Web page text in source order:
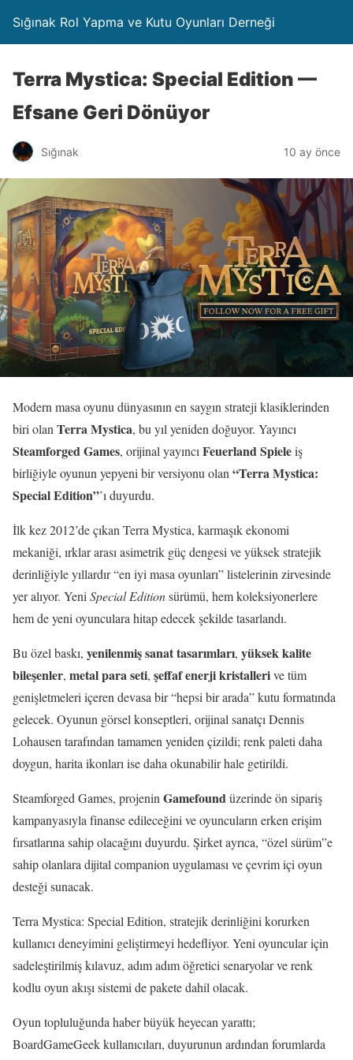
Sığınak Rol Yapma ve Kutu Oyunları Derneği
Terra Mystica: Special Edition —
Efsane Geri Dönüyor
Sığınak 10 ay önce
Modern masa oyunu dünyasının en saygın strateji klasiklerinden
biri olanTerra Mystica, bu yıl yeniden doğuyor. Yayıncı
Steamforged Games, orijinal yayıncıFeuerland Spieleiş
birliğiyle oyunun yepyeni bir versiyonu olan“Terra Mystica:
Special Edition”’ı duyurdu.
İlk kez 2012’de çıkan Terra Mystica, karmaşık ekonomi
mekaniği, ırklar arası asimetrik güç dengesi ve yüksek stratejik
derinliğiyle yıllardır “en iyi masa oyunları” listelerinin zirvesinde
yer alıyor. YeniSpecial Editionsürümü, hem koleksiyonerlere
hem de yeni oyunculara hitap edecek şekilde tasarlandı.
Bu özel baskı, yenilenmiş sanat tasarımları, yüksek kalite
bileşenler, metal para seti, şeffaf enerji kristallerive tüm
genişletmeleri içeren devasa bir “hepsi bir arada” kutu formatında
gelecek. Oyunun görsel konseptleri, orijinal sanatçı Dennis
Lohausen tarafından tamamen yeniden çizildi; renk paleti daha
doygun, harita ikonları ise daha okunabilir hale getirildi.
Steamforged Games, projeninGamefoundüzerinde ön sipariş
kampanyasıyla finanse edileceğini ve oyuncuların erken erişim
fırsatlarına sahip olacağını duyurdu. Şirket ayrıca, “özel sürüm”e
sahip olanlara dijital companion uygulaması ve çevrim içi oyun
desteği sunacak.
Terra Mystica: Special Edition, stratejik derinliğini korurken
kullanıcı deneyimini geliştirmeyi hedefliyor. Yeni oyuncular için
sadeleştirilmiş kılavuz, adım adım öğretici senaryolar ve renk
kodlu oyun akışı sistemi de pakete dahil olacak.
Oyun topluluğunda haber büyük heyecan yarattı;
BoardGameGeek kullanıcıları, duyurunun ardından forumlarda